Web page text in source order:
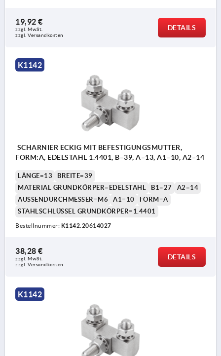
19,92 €
zzgl. MwSt.
zzgl. Versandkosten
DETAILS
K1142
SCHARNIER ECKIG MIT BEFESTIGUNGSMUTTER,
FORM:A, EDELSTAHL 1.4401, B=39, A=13, A1=10, A2=14
LÄNGE=13
BREITE=39
MATERIAL GRUNDKÖRPER=EDELSTAHL
B1=27
A2=14
AUSSENDURCHMESSER=M6
A1=10
FORM=A
STAHLSCHLÜSSEL GRUNDKÖRPER=1.4401
Bestellnummer: K1142.20614027
38,28 €
zzgl. MwSt.
zzgl. Versandkosten
DETAILS
K1142